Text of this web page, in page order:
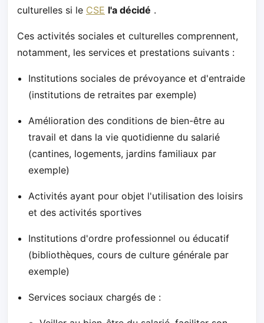
culturelles si le CSE l'a décidé .
Ces activités sociales et culturelles comprennent,
notamment, les services et prestations suivants :
Institutions sociales de prévoyance et d'entraide
(institutions de retraites par exemple)
Amélioration des conditions de bien-être au
travail et dans la vie quotidienne du salarié
(cantines, logements, jardins familiaux par
exemple)
Activités ayant pour objet l'utilisation des loisirs
et des activités sportives
Institutions d'ordre professionnel ou éducatif
(bibliothèques, cours de culture générale par
exemple)
Services sociaux chargés de :